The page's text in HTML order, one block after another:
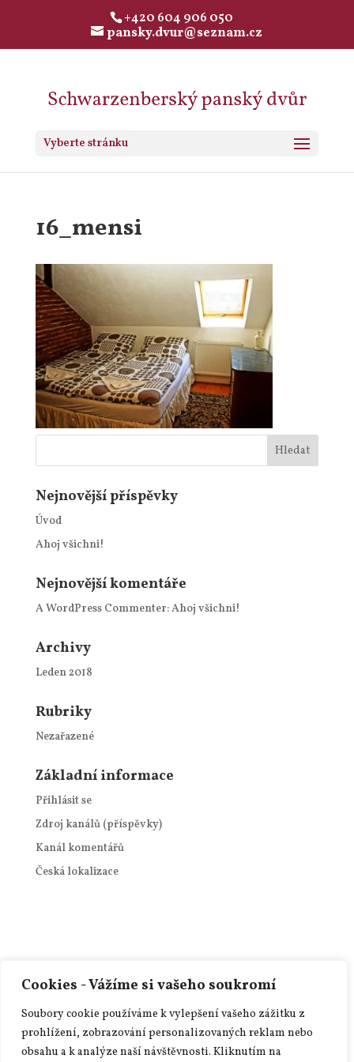
Cookies - Vážíme si vašeho soukromí
Soubory cookie používáme k vylepšení vašeho zážitku z
prohlížení, zobrazování personalizovaných reklam nebo
obsahu a k analýze naší návštěvnosti. Kliknutím na
+420 604 906 050
pansky.dvur@seznam.cz
Vyberte stránku
16_mensi
Nejnovější příspěvky
Úvod
Ahoj všichni!
Nejnovější komentáře
A WordPress Commenter:Ahoj všichni!
Archivy
Leden 2018
Rubriky
Nezařazené
Základní informace
Přihlásit se
Zdroj kanálů (příspěvky)
Kanál komentářů
Česká lokalizace
panský dvůr | 2015 – 2025 /VOP
a GDPR